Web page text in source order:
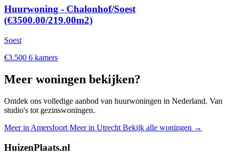
Huurwoning - Chalonhof/Soest
(€3500.00/219.00m2)
Soest
€3.500 6 kamers
Meer woningen bekijken?
Ontdek ons volledige aanbod van huurwoningen in Nederland. Van
studio's tot gezinswoningen.
Meer in Amersfoort Meer in Utrecht Bekijk alle woningen →
HuizenPlaats.nl